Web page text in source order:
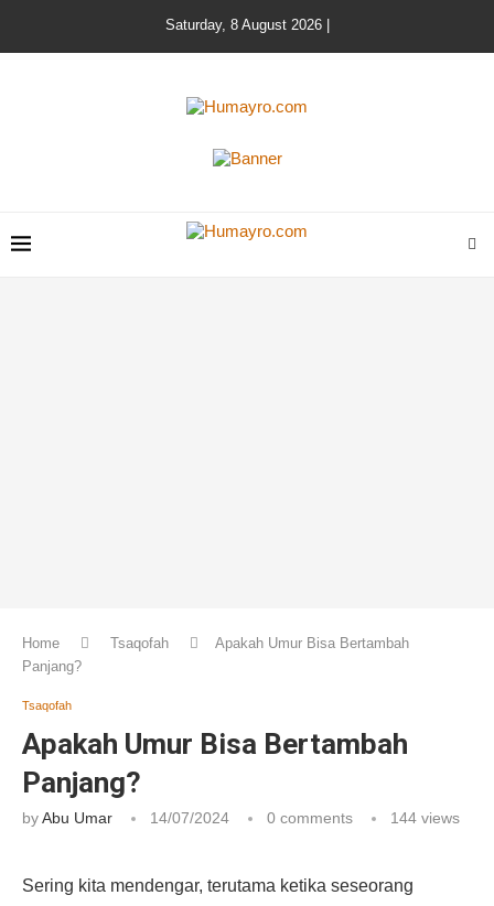
Saturday, 8 August 2026 |
Home Tsaqofah
Apakah Umur Bisa Bertambah
Panjang?
Tsaqofah
Apakah Umur Bisa Bertambah
Panjang?
byAbu Umar 14/07/2024 0 comments 144 views
Sering kita mendengar, terutama ketika seseorang